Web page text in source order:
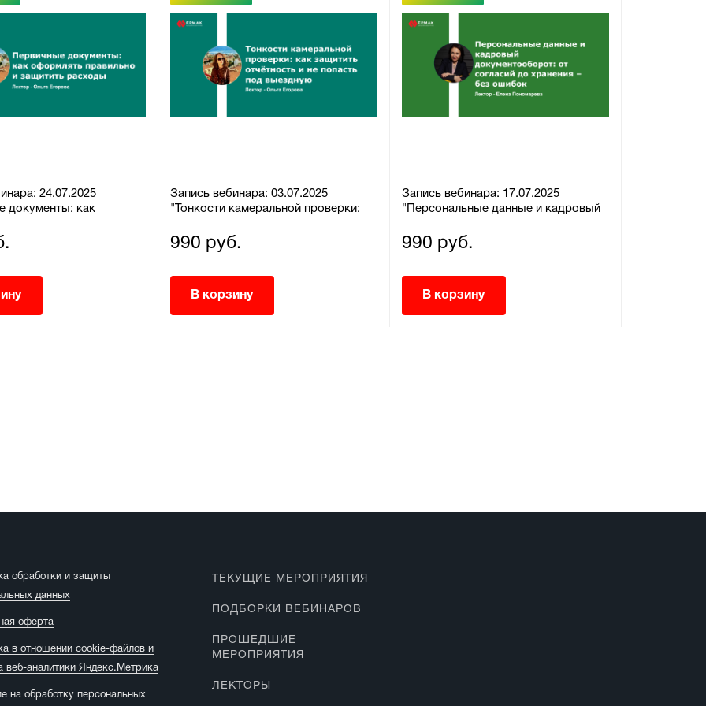
24.07.2025
документы: как
Запись вебинара: 03.07.2025
"Тонкости камеральной проверки:
попасть под выездную"
990 руб.
В корзину
Запись вебинара: 17.07.2025
"Персональные данные и кадровый
хранения – без ошибок"
990 руб.
В корзину
обработки и защиты
данных
оферта
в отношении cookie-файлов и
веб-аналитики Яндекс.Метрика
на обработку персональных
ТЕКУЩИЕ МЕРОПРИЯТИЯ
ПОДБОРКИ ВЕБИНАРОВ
ПРОШЕДШИЕ
МЕРОПРИЯТИЯ
ЛЕКТОРЫ